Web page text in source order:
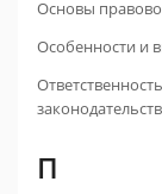
Основы
Особенности и
П